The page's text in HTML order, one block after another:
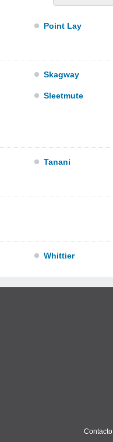
Point Lay
Skagway
Sleetmute
Tanani
Whittier
Contacto